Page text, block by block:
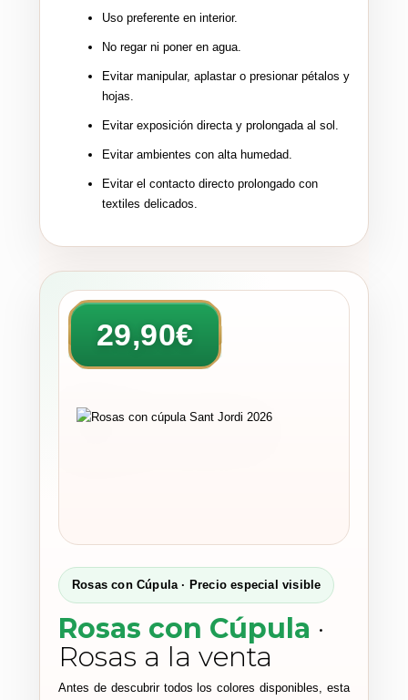
Uso preferente en interior.
No regar ni poner en agua.
Evitar manipular, aplastar o presionar pétalos y
hojas.
Evitar exposición directa y prolongada al sol.
Evitar ambientes con alta humedad.
Evitar el contacto directo prolongado con
textiles delicados.
29,90€
Rosas con Cúpula · Precio especial visible
Rosas con Cúpula ·
Rosas a la venta
Antes de descubrir todos los colores disponibles, esta